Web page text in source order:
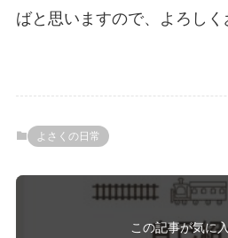
ばと思いますので、よろしく
よさくの日常
この記事が気に